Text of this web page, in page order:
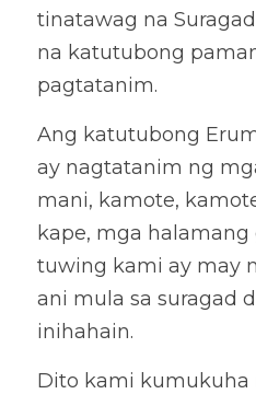
tinatawag na
na katutubong
pagtatanim.
Ang katutubong
ay nagtatanim ng
mani, kamote,
kape, mga halamang
tuwing kami ay may
ani mula sa suragad
inihahain.
Dito kami kumukuha